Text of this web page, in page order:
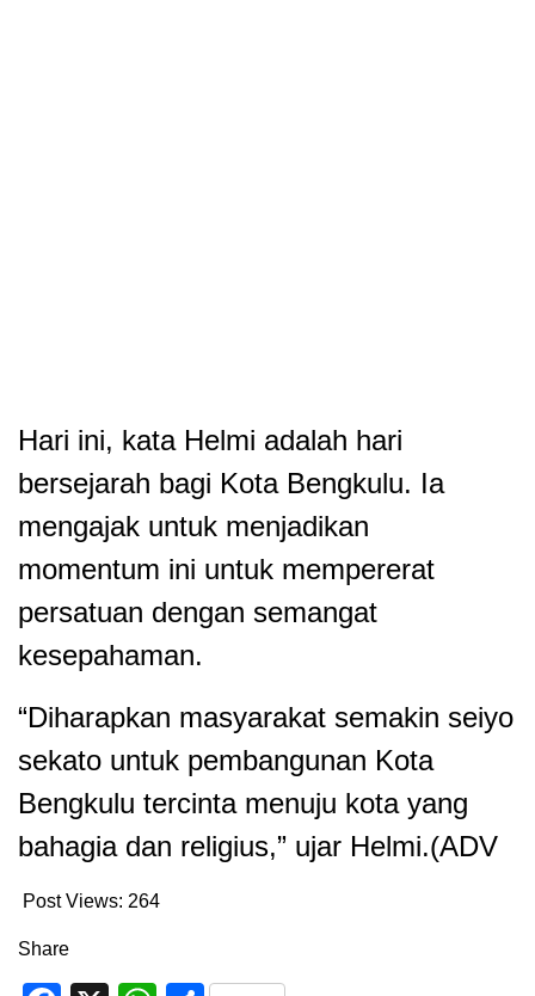
Hari ini, kata Helmi adalah hari
bersejarah bagi Kota Bengkulu. Ia
mengajak untuk menjadikan
momentum ini untuk mempererat
persatuan dengan semangat
kesepahaman.
“Diharapkan masyarakat semakin seiyo
sekato untuk pembangunan Kota
Bengkulu tercinta menuju kota yang
bahagia dan religius,” ujar Helmi.(ADV
Post Views: 264
Share